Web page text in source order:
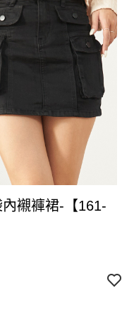
襯褲裙-【161-